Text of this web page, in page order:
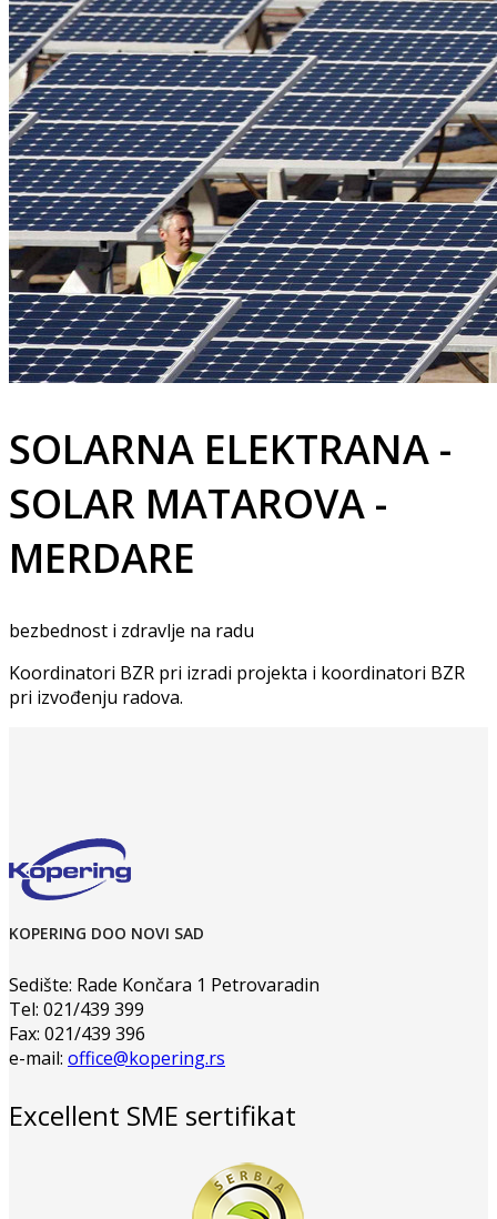
SOLARNA ELEKTRANA -
SOLAR MATAROVA -
MERDARE
bezbednost i zdravlje na radu
Koordinatori BZR pri izradi projekta i koordinatori BZR
pri izvođenju radova.
KOPERING DOO NOVI SAD
Sedište: Rade Končara 1 Petrovaradin
Tel: 021/439 399
Fax: 021/439 396
e-mail: office@kopering.rs
Excellent SME sertifikat